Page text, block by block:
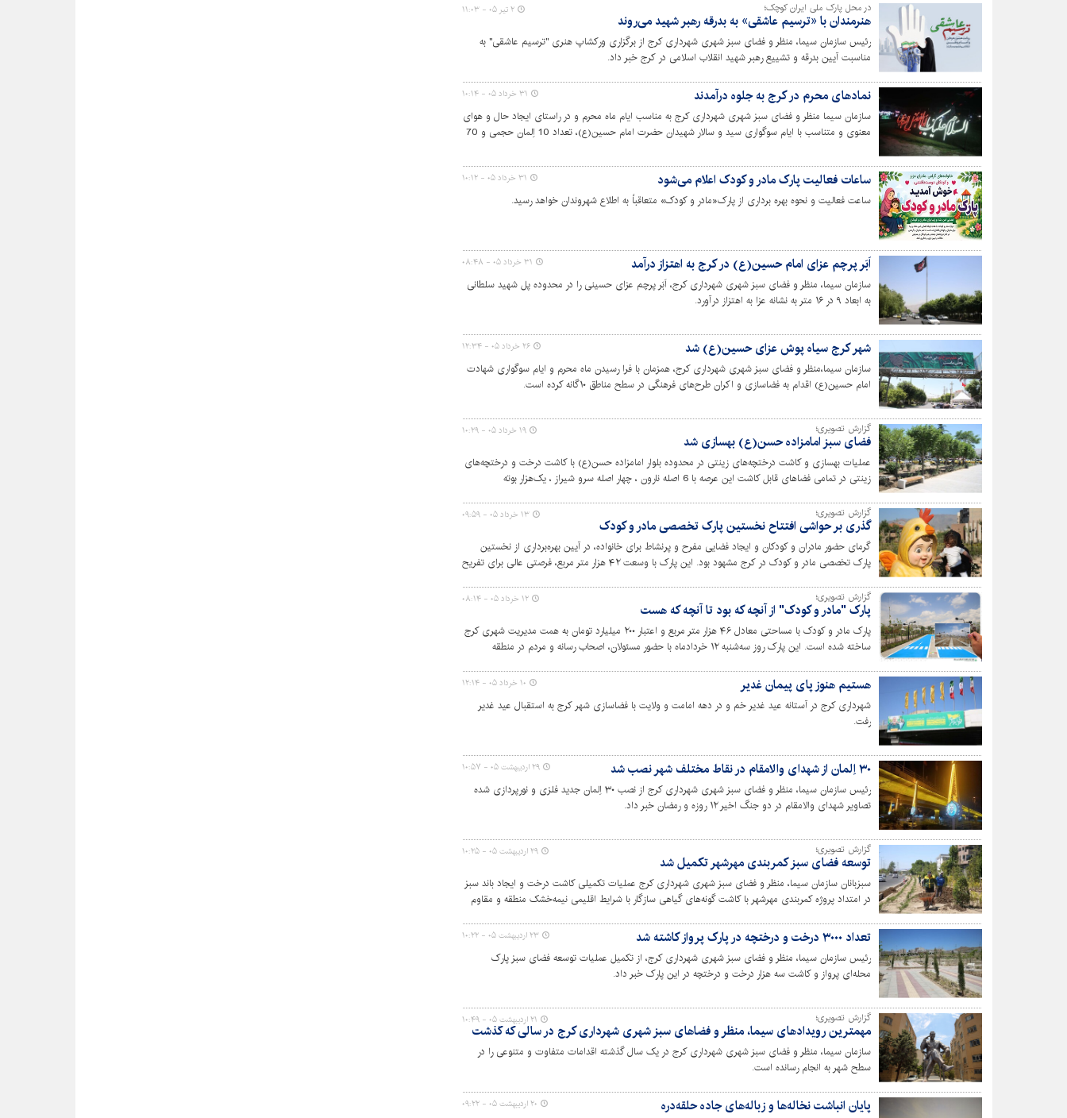
در محل پارک ملی ایران کوچک؛
هنرمندان با «ترسیم عاشقی» به بدرقه رهبر شهید می‌روند
رئیس سازمان سیما، منظر و فضای سبز شهری شهرداری کرج از برگزاری ورکشاپ هنری "ترسیم عاشقی" به
مناسبت آیین بدرقه و تشییع رهبر شهید انقلاب اسلامی در کرج خبر داد.
۲ تیر ۰۵ - ۱۱:۰۳
نمادهای محرم در کرج به جلوه درآمدند
سازمان سیما منظر و فضای سبز شهری شهرداری کرج به مناسب ایام ماه محرم و در راستای ایجاد حال و هوای
معنوی و متناسب با ایام سوگواری سید و سالار شهیدان حضرت امام حسین(ع)، تعداد 10 اِلمان حجمی و 70
۳۱ خرداد ۰۵ - ۱۰:۱۴
ساعات فعالیت پارک مادر و کودک اعلام می‌شود
ساعت فعالیت و نحوه بهره برداری از پارک«مادر و کودک» متعاقباً به اطلاع شهروندان خواهد رسید.
۳۱ خرداد ۰۵ - ۱۰:۱۲
اَبَر پرچم عزای امام حسین(ع) در کرج به اهتزاز درآمد
سازمان سیما، منظر و فضای سبز شهری شهرداری کرج، اَبَر پرچم عزای حسینی را در محدوده پل شهید سلطانی
به ابعاد ۹ در ۱۶ متر به نشانه عزا به اهتزاز درآورد.
۳۱ خرداد ۰۵ - ۰۸:۴۸
شهر کرج سیاه پوش عزای حسین(ع) شد
سازمان سیما،منظر و فضای سبز شهری شهرداری کرج، همزمان با فرا رسیدن ماه محرم و ایام سوگواری شهادت
امام حسین(ع) اقدام به فضاسازی و اکران طرح‌های فرهنگی در سطح مناطق ۱۰گانه کرده است.
۲۶ خرداد ۰۵ - ۱۲:۳۴
گزارش تصویری؛
فضای سبز امامزاده حسن(ع) بهسازی شد
عملیات بهسازی و کاشت درختچه‌های زینتی در محدوده بلوار امامزاده حسن(ع) با کاشت درخت و درختچه‌های
زینتی در تمامی فضاهای قابل کاشت این عرصه با 6 اصله نارون ، چهار اصله سرو شیراز ، یک‌هزار بوته
۱۹ خرداد ۰۵ - ۱۰:۲۹
گزارش تصویری؛
گذری بر حواشی افتتاح نخستین پارک تخصصی مادر و کودک
گرمای حضور مادران و کودکان و ایجاد فضایی مفرح و پرنشاط برای خانواده، در آیین بهره‌برداری از نخستین
پارک تخصصی مادر و کودک در کرج مشهود بود. این پارک با وسعت ۴۲ هزار متر مربع، فرصتی عالی برای تفریح
۱۳ خرداد ۰۵ - ۰۹:۵۹
گزارش تصویری؛
پارک "مادر و کودک" از آنچه که بود تا آنچه که هست
پارک مادر و کودک با مساحتی معادل ۴۶ هزار متر مربع و اعتبار ۲۰۰ میلیارد تومان به همت مدیریت شهری کرج
ساخته شده است. این پارک روز سه‌شنبه ۱۲ خردادماه با حضور مسئولان، اصحاب رسانه و مردم در منطقه
۱۲ خرداد ۰۵ - ۰۸:۱۴
هستیم هنوز پای پیمان غدیر
شهرداری کرج در آستانه عید غدیر خم و در دهه امامت و ولایت با فضاسازی شهر کرج به استقبال عید غدیر
رفت.
۱۰ خرداد ۰۵ - ۱۲:۱۴
۳۰ اِلمان از شهدای والامقام در نقاط مختلف شهر نصب شد
رئیس سازمان سیما، منظر و فضای سبز شهری شهرداری کرج از نصب ۳۰ اِلمان جدید فلزی و نورپردازی شده
تصاویر شهدای والامقام در دو جنگ اخیر ۱۲ روزه و رمضان خبر داد.
۲۹ اردیبهشت ۰۵ - ۱۰:۵۷
گزارش تصویری؛
توسعه فضای سبز کمربندی مهرشهر تکمیل شد
سبزبانان سازمان سیما، منظر و فضای سبز شهری شهرداری کرج عملیات تکمیلی کاشت درخت و ایجاد باند سبز
در امتداد پروژه کمربندی مهرشهر با کاشت گونه‌های گیاهی سازگار با شرایط اقلیمی نیمه‌خشک منطقه و مقاوم
۲۹ اردیبهشت ۰۵ - ۱۰:۲۵
تعداد ۳۰۰۰ درخت و درختچه در پارک پرواز کاشته شد
رئیس سازمان سیما، منظر و فضای سبز شهری شهرداری کرج، از تکمیل عملیات توسعه فضای سبز پارک
محله‌ای پرواز و کاشت سه هزار درخت و درختچه در این پارک خبر داد.
۲۳ اردیبهشت ۰۵ - ۱۰:۲۲
گزارش تصویری؛
مهمترین رویدادهای سیما، منظر و فضاهای سبز شهری شهرداری کرج در سالی که گذشت
سازمان سیما، منظر و فضای سبز شهری شهرداری کرج در یک سال گذشته اقدامات متفاوت و متنوعی را در
سطح شهر به انجام رسانده است.
۲۱ اردیبهشت ۰۵ - ۱۰:۴۹
پایان انباشت نخاله‌ها و زباله‌های جاده حلقه‌دره ۲۰ اردیبهشت ۰۵ - ۰۹:۲۲